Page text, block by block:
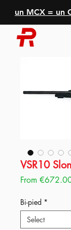
un MCX = un
VSR10
From
Bi-pied *